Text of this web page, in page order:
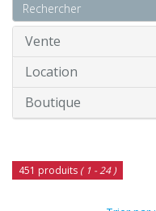
Vente
Location
Boutique
451 produits ( 1 - 24 )